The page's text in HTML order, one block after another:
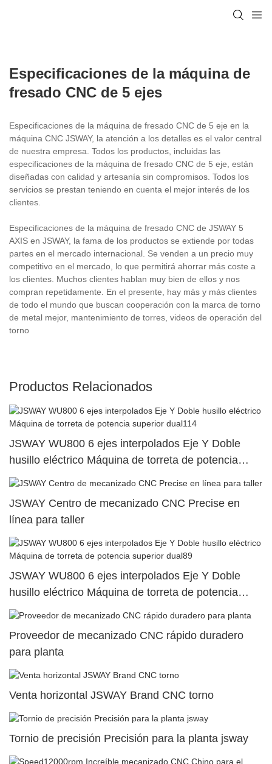
Especificaciones de la máquina de
fresado CNC de 5 ejes
Especificaciones de la máquina de fresado CNC de 5 eje en la
máquina CNC JSWAY, la atención a los detalles es el valor central
de nuestra empresa. Todos los productos, incluidas las
especificaciones de la máquina de fresado CNC de 5 eje, están
diseñadas con calidad y artesanía sin compromisos. Todos los
servicios se prestan teniendo en cuenta el mejor interés de los
clientes.
Especificaciones de la máquina de fresado CNC de JSWAY 5
AXIS en JSWAY, la fama de los productos se extiende por todas
partes en el mercado internacional. Se venden a un precio muy
competitivo en el mercado, lo que permitirá ahorrar más coste a
los clientes. Muchos clientes hablan muy bien de ellos y nos
compran repetidamente. En el presente, hay más y más clientes
de todo el mundo que buscan cooperación con la marca de torno
de metal mejor, mantenimiento de torres, videos de operación del
torno
Productos Relacionados
JSWAY WU800 6 ejes interpolados Eje Y Doble
husillo eléctrico Máquina de torreta de potencia
superior dual114
JSWAY Centro de mecanizado CNC Precise en
línea para taller
JSWAY WU800 6 ejes interpolados Eje Y Doble
husillo eléctrico Máquina de torreta de potencia
superior dual89
Proveedor de mecanizado CNC rápido duradero
para planta
Venta horizontal JSWAY Brand CNC torno
Tornio de precisión Precisión para la planta jsway